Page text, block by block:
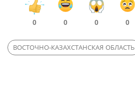
0 0 0 0
ВОСТОЧНО-КАЗАХСТАНСКАЯ ОБЛАСТЬ